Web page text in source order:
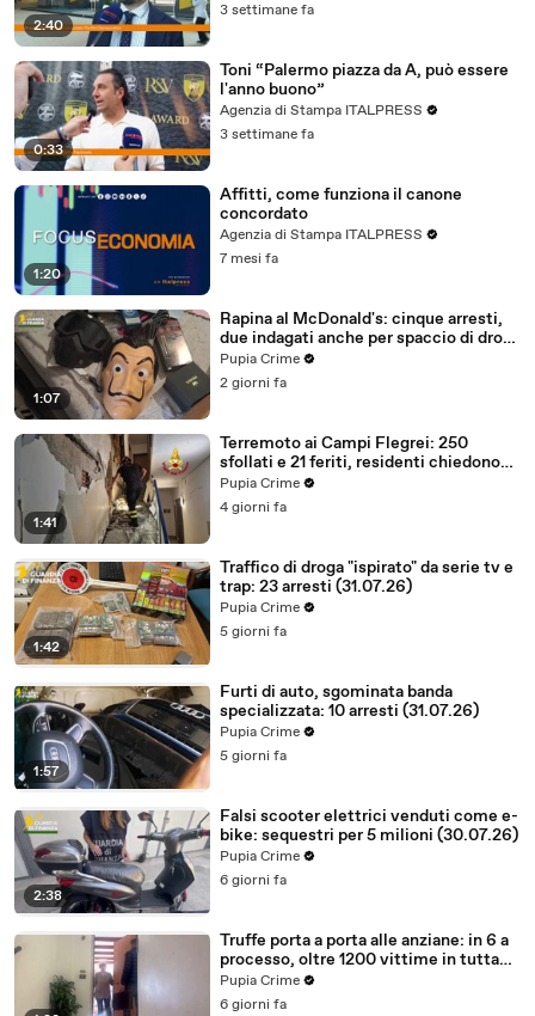
2:40
3 settimane fa
0:33
Toni “Palermo piazza da A, può essere
l'anno buono”
Agenzia di Stampa ITALPRESS
3 settimane fa
1:20
Affitti, come funziona il canone
concordato
Agenzia di Stampa ITALPRESS
7 mesi fa
1:07
Rapina al McDonald's: cinque arresti,
due indagati anche per spaccio di droga
(03.08.26)
Pupia Crime
2 giorni fa
1:41
Terremoto ai Campi Flegrei: 250
sfollati e 21 feriti, residenti chiedono
certezze sul futuro (01.08.26)
Pupia Crime
4 giorni fa
1:42
Traffico di droga "ispirato" da serie tv e
trap: 23 arresti (31.07.26)
Pupia Crime
5 giorni fa
1:57
Furti di auto, sgominata banda
specializzata: 10 arresti (31.07.26)
Pupia Crime
5 giorni fa
2:38
Falsi scooter elettrici venduti come e-
bike: sequestri per 5 milioni (30.07.26)
Pupia Crime
6 giorni fa
Truffe porta a porta alle anziane: in 6 a
processo, oltre 1200 vittime in tutta
Italia (30.07.26)
Pupia Crime
6 giorni fa